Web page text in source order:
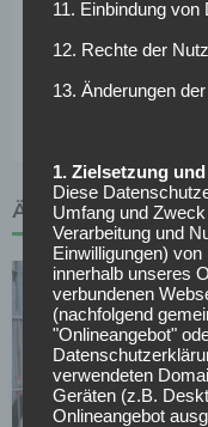
„Ich sauge die
Anfeuerungen, den
Energie.“
ÄHNLICHE
11. Einbindung von
12. Rechte der
13. Änderungen
1. Zielsetzung
Diese
Umfang und
Verarbeitung und
Einwilligungen)
innerhalb unseres
verbundenen
(nachfolgend
"Onlineangebot"
verwendeten
Geräten (z.B.
Onlineangebot